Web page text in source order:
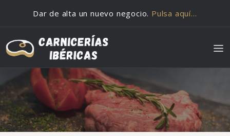
Dar de alta un nuevo negocio. Pulsa aquí…